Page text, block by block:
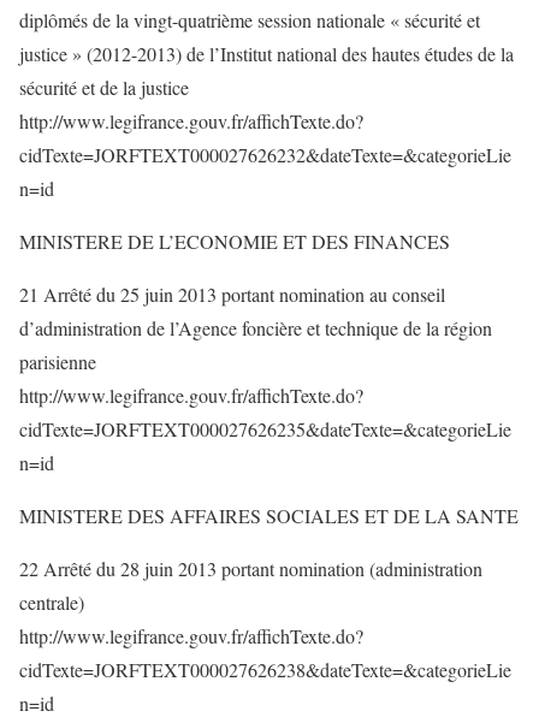
diplômés de la vingt-quatrième session nationale « sécurité et
justice » (2012-2013) de l’Institut national des hautes études de la
sécurité et de la justice
http://www.legifrance.gouv.fr/affichTexte.do?
cidTexte=JORFTEXT000027626232&dateTexte=&categorieLie
n=id
MINISTERE DE L’ECONOMIE ET DES FINANCES
21 Arrêté du 25 juin 2013 portant nomination au conseil
d’administration de l’Agence foncière et technique de la région
parisienne
http://www.legifrance.gouv.fr/affichTexte.do?
cidTexte=JORFTEXT000027626235&dateTexte=&categorieLie
n=id
MINISTERE DES AFFAIRES SOCIALES ET DE LA SANTE
22 Arrêté du 28 juin 2013 portant nomination (administration
centrale)
http://www.legifrance.gouv.fr/affichTexte.do?
cidTexte=JORFTEXT000027626238&dateTexte=&categorieLie
n=id